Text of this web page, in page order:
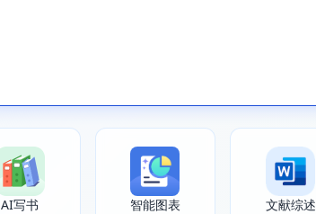
AI写书 智能图表 文献综述